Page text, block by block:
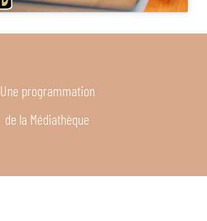
Une programmation
de la Médiathèque